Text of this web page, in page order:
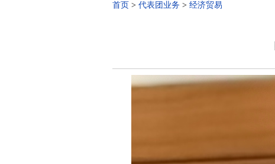
首页 > 代表团业务 > 经济贸易